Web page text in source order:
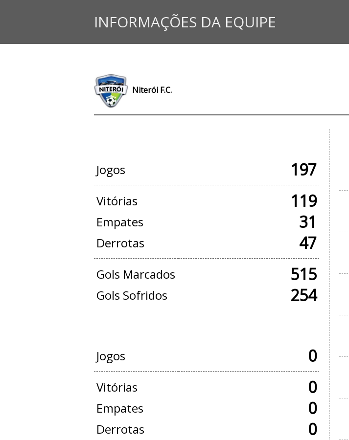
INFORMAÇÕES DA EQUIPE
Niterói F.C.
Jogos 197
Vitórias 119
Empates 31
Derrotas 47
Gols Marcados 515
Gols Sofridos 254
Jogos 0
Vitórias 0
Empates 0
Derrotas 0